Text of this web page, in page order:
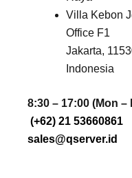
Villa Kebon
Office F1
Jakarta,
Indonesia
8:30 – 17:00 (Mon –
(+62) 21 53660861
sales@qserver.id